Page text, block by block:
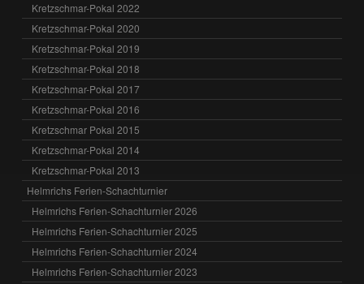
Kretzschmar-Pokal 2022
Kretzschmar-Pokal 2020
Kretzschmar-Pokal 2019
Kretzschmar-Pokal 2018
Kretzschmar-Pokal 2017
Kretzschmar-Pokal 2016
Kretzschmar Pokal 2015
Kretzschmar-Pokal 2014
Kretzschmar-Pokal 2013
Helmrichs Ferien-Schachturnier
Helmrichs Ferien-Schachturnier 2026
Helmrichs Ferien-Schachturnier 2025
Helmrichs Ferien-Schachturnier 2024
Helmrichs Ferien-Schachturnier 2023